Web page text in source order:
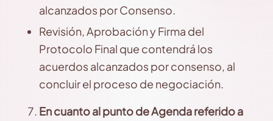
alcanzados por Consenso.
Revisión, Aprobación y Firma del
Protocolo Final que contendrá los
acuerdos alcanzados por consenso, al
concluir el proceso de negociación.
En cuanto al punto de Agenda referido a